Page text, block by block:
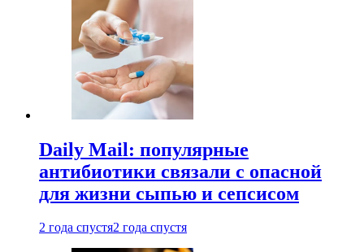
Daily Mail: популярные
антибиотики связали с опасной
для жизни сыпью и сепсисом
2 года спустя2 года спустя